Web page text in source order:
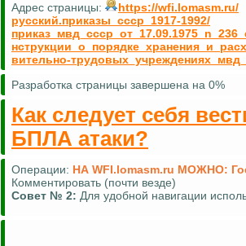
Адрес страницы:
https://wfi.lomasm.ru/
русский.приказы_ссср_1917-1992/
вительно-
Разработка страницы завершена на 0%
Как следует себя
БПЛА атаки?
Операции: НА WFI.lomasm.ru МОЖНО:
Комментировать (почти везде)
Совет № 2: Для удобной навигации